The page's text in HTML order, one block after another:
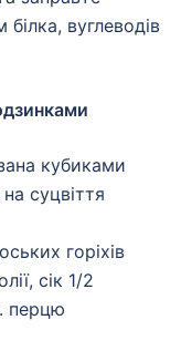
вуглеводів
кубиками
суцвіття
горіхів
сік 1/2
перцю